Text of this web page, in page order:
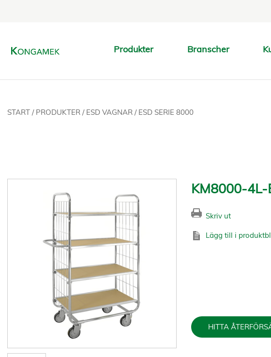
Produkter Branscher
START / PRODUKTER / ESD VAGNAR / ESD SERIE 8000
KM8000-4L-
Skriv ut
Lägg till i
HITTA